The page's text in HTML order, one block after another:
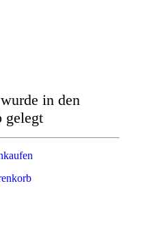
in den
gelegt